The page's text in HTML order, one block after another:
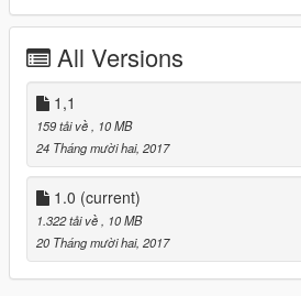
All Versions
1,1
159 tải về, 10 MB
24 Tháng mười hai, 2017
1.0 (current)
1.322 tải về, 10 MB
20 Tháng mười hai, 2017